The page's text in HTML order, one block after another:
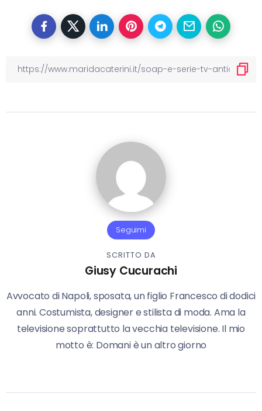
Seguimi
SCRITTO DA
Giusy Cucurachi
Avvocato di Napoli, sposata, un figlio Francesco di dodici
anni. Costumista, designer e stilista di moda. Ama la
televisione soprattutto la vecchia televisione. Il mio
motto è: Domani è un altro giorno